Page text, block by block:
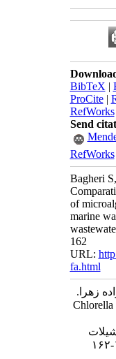
BibTeX |
ProCite|
RefWorks
Send
RefWorks
Bagheri
of
marine
162
URL:
fa.html
زهرا.
بررسی رشد میکروجلبک Chlorella